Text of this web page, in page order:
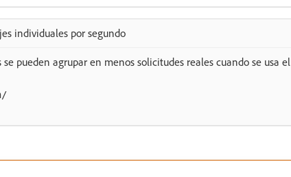
individuales por segundo
se pueden agrupar en menos solicitudes reales cuando se usa el